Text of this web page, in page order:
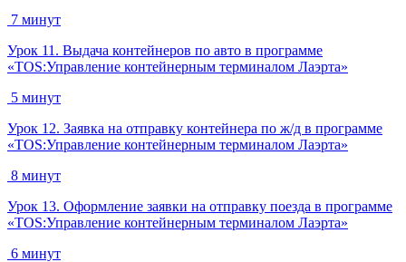
7 минут
Урок 11. Выдача контейнеров по авто в программе
«TOS:Управление контейнерным терминалом Лаэрта»
5 минут
Урок 12. Заявка на отправку контейнера по ж/д в программе
«TOS:Управление контейнерным терминалом Лаэрта»
8 минут
Урок 13. Оформление заявки на отправку поезда в программе
«TOS:Управление контейнерным терминалом Лаэрта»
6 минут